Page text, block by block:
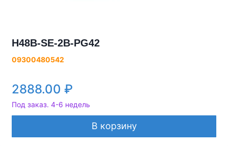
H48B-SE-2B-PG42
09300480542
2888.00 ₽
Под заказ. 4-6 недель
В корзину